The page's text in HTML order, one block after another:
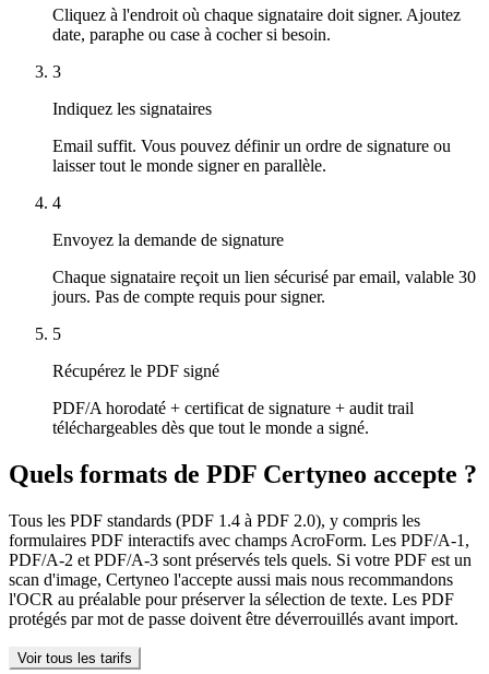
Cliquez à l'endroit où chaque signataire doit signer. Ajoutez
date, paraphe ou case à cocher si besoin.
3
Indiquez les signataires
Email suffit. Vous pouvez définir un ordre de signature ou
laisser tout le monde signer en parallèle.
4
Envoyez la demande de signature
Chaque signataire reçoit un lien sécurisé par email, valable 30
jours. Pas de compte requis pour signer.
5
Récupérez le PDF signé
PDF/A horodaté + certificat de signature + audit trail
téléchargeables dès que tout le monde a signé.
Quels formats de PDF Certyneo accepte ?
Tous les PDF standards (PDF 1.4 à PDF 2.0), y compris les
formulaires PDF interactifs avec champs AcroForm. Les PDF/A-1,
PDF/A-2 et PDF/A-3 sont préservés tels quels. Si votre PDF est un
scan d'image, Certyneo l'accepte aussi mais nous recommandons
l'OCR au préalable pour préserver la sélection de texte. Les PDF
protégés par mot de passe doivent être déverrouillés avant import.
Voir tous les tarifs